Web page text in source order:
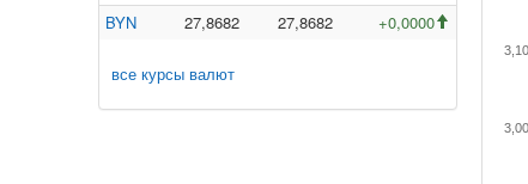
BYN
27,8682 27,8682 +0,0000
все курсы валют
3,00
3,10